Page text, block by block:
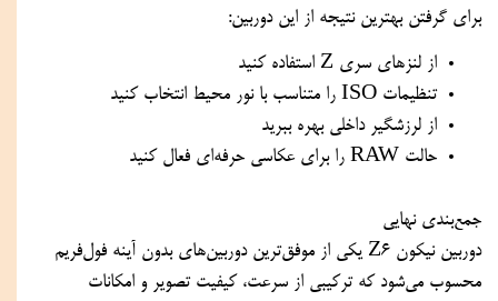
برای گرفتن بهترین نتیجه از این دوربین:
از لنزهای سری Z استفاده کنید
تنظیمات ISO را متناسب با نور محیط انتخاب کنید
از لرزشگیر داخلی بهره ببرید
حالت RAW را برای عکاسی حرفه‌ای فعال کنید
جمع‌بندی نهایی
دوربین نیکون Z6 یکی از موفق‌ترین دوربین‌های بدون آینه فول‌فریم
محسوب می‌شود که ترکیبی از سرعت، کیفیت تصویر و امکانات